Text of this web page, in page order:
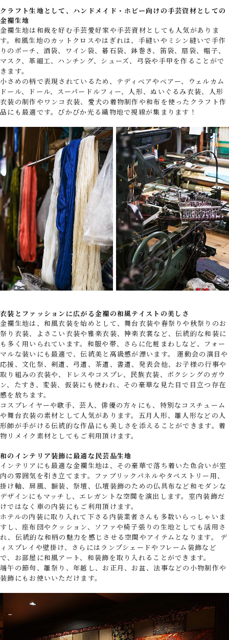
クラフト生地として、ハンドメイド・ホビー向けの手芸資材としての
金襴生地
金襴生地は和裁を好む手芸愛好家や手芸資材としても人気がありま
す。和風生地のカットクロスやはぎれは、手縫いやミシン縫いで手作
りのポーチ、酒袋、ワイン袋、碁石袋、鉢巻き、笛袋、扇袋、帽子、
マスク、革細工、ハンチング、シューズ、弓袋や手甲を作ることがで
きます。
小さめの柄で表現されているため、テディベアやベアー、ウェルカム
ドール、ドール、スーパードルフィー、人形、ぬいぐるみ衣装、人形
衣装の制作やワンコ衣装、愛犬の着物制作や和布を使ったクラフト作
品にも最適です。ぴかぴか光る織物地で視線が集まります！
衣装とファッションに広がる金襴の和風テイストの美しさ
金襴生地は、和風衣装を始めとして、舞台衣装や春祭りや秋祭りのお
祭り衣装、よさこい衣装や雅楽衣装、神楽衣裳など、伝統的な和装に
も多く用いられています。和服や帯、さらに化粧まわしなど、フォー
マルな装いにも最適で、伝統美と高級感が漂います。 運動会の演目や
応援、文化祭、剣道、弓道、茶道、書道、発表会他、お子様の行事や
取り組みの衣装や、ドレスやコスプレ、民族衣装、ボクシングのガウ
ン、たすき、変装、仮装にも使われ、その豪華な見た目で目立つ存在
感を放ちます。
コスプレイヤーや歌手、芸人、俳優の方々にも、特別なコスチューム
や舞台衣装の素材として人気があります。五月人形、雛人形などの人
形師が手がける伝統的な作品にも美しさを添えることができます。着
物リメイク素材としてもご利用頂けます。
和のインテリア装飾に最適な民芸品生地
インテリアにも最適な金襴生地は、その豪華で落ち着いた色合いが室
内の雰囲気を引き立てます。ファブリックパネルやタペストリー用、
掛け軸、屏風、額装、祭壇、仏壇装飾のための仏具布など和モダンな
デザインにもマッチし、エレガントな空間を演出します。室内装飾だ
けではなく車の内装にもご利用頂けます。
ホテルの内装に取り入れて下さる内装業者さんも多数いらっしゃいま
すし、座布団やクッション、ソファや椅子張りの生地としても活用さ
れ、伝統的な和柄の魅力を感じさせる空間やアイテムとなります。 デ
ィスプレイや壁掛け、さらにはランプシェードやフレーム装飾など
で、お部屋に和風アート、和装飾を取り入れることができます。
端午の節句、雛祭り、年越し、お正月、お盆、法事などの小物制作や
装飾にもお使いいただけます。